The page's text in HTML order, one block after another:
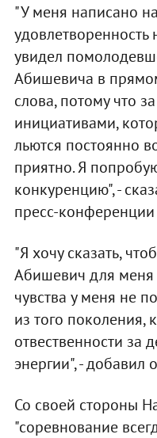
"У меня написано
увидел
Абишевича в
слова, потому что
инициативами,
льются постоянно
приятно. Я
конкуренцию", -
пресс-конференции
"Я хочу сказать,
Абишевич для меня
чувства у меня не
из того
отвественности за
энергии", - добавил
Со своей стороны
"соревнование